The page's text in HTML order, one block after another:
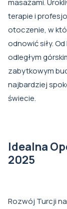
masażami.
terapie i
otoczenie, w
odnowić siły.
odległym
zabytkowym
najbardziej
świecie.
Idealna
2025
Rozwój Turcji